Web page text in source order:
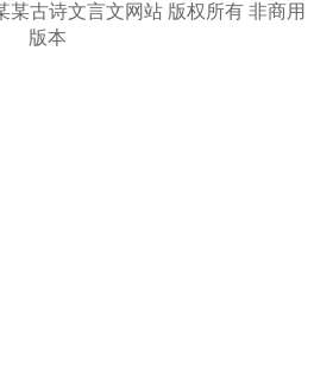
古诗文言文网站 版权所有 非商用
版本